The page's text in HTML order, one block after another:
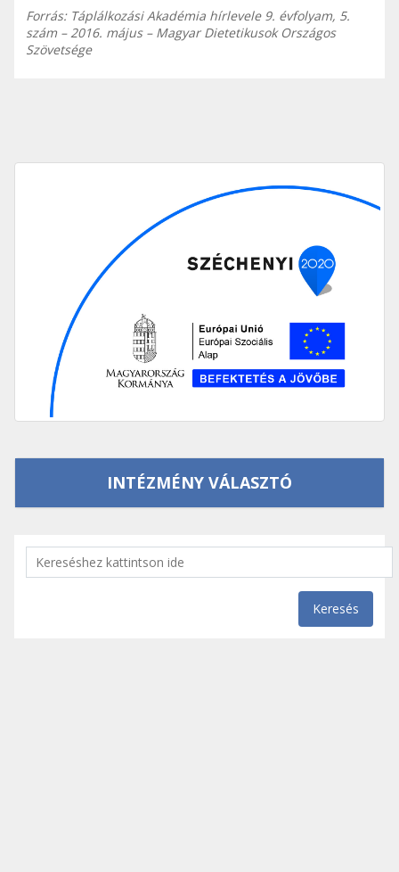
Forrás: Táplálkozási Akadémia hírlevele 9. évfolyam, 5.
szám – 2016. május – Magyar Dietetikusok Országos
Szövetsége
INTÉZMÉNY VÁLASZTÓ
Keresés